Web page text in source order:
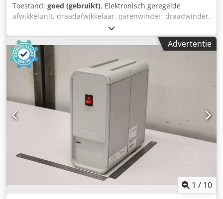
Toestand: goed (gebruikt), Elektronisch geregelde
afwikkelunit, draadafwikkelaar, garenwinder, draadwinder,
haspel, Cedpfxsxyv Uho Ap Hsrf - Fabrikant: Texmer,
elektronisch geregelde afwikkelunit - Type: EGA 2000 EGA-
2000-31001271 - Max. spoelgewicht: 40 kg - Aantal: 12
afwikkelunits beschikbaar, 1 as zonder opzetstuk - Prijs:
per stuk - Afmetingen: 545/255/200 mm - Gewicht: 13,8
Advertentie
1 / 10